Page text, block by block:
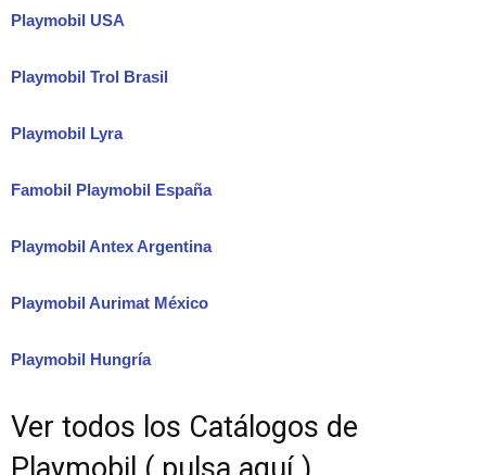
Playmobil USA
Playmobil Trol Brasil
Playmobil Lyra
Famobil Playmobil España
Playmobil Antex Argentina
Playmobil Aurimat México
Playmobil Hungría
Ver todos los Catálogos de